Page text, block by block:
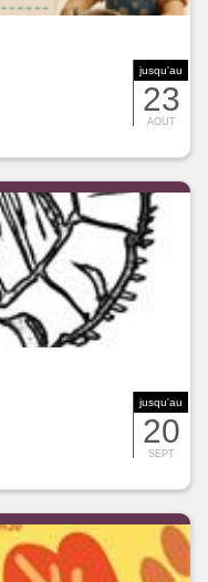
jusqu'au
23
AOUT
jusqu'au
20
SEPT